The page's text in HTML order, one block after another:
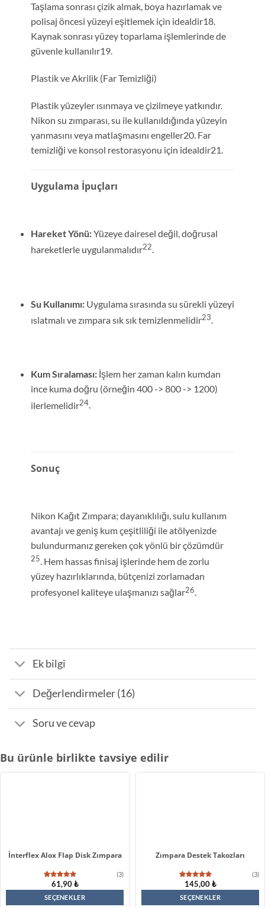
Taşlama sonrası çizik almak, boya hazırlamak ve
polisaj öncesi yüzeyi eşitlemek için idealdir18.
Kaynak sonrası yüzey toparlama işlemlerinde de
güvenle kullanılır19.
Plastik ve Akrilik (Far Temizliği)
Plastik yüzeyler ısınmaya ve çizilmeye yatkındır.
Nikon su zımparası, su ile kullanıldığında yüzeyin
yanmasını veya matlaşmasını engeller20. Far
temizliği ve konsol restorasyonu için idealdir21.
Uygulama İpuçları
Hareket Yönü:Yüzeye dairesel değil, doğrusal
hareketlerle uygulanmalıdır22.
Su Kullanımı:Uygulama sırasında su sürekli yüzeyi
ıslatmalı ve zımpara sık sık temizlenmelidir23.
Kum Sıralaması:İşlem her zaman kalın kumdan
ince kuma doğru (örneğin 400 -> 800 -> 1200)
ilerlemelidir24.
Sonuç
Nikon Kağıt Zımpara; dayanıklılığı, sulu kullanım
avantajı ve geniş kum çeşitliliği ile atölyenizde
bulundurmanız gereken çok yönlü bir çözümdür
25. Hem hassas finisaj işlerinde hem de zorlu
yüzey hazırlıklarında, bütçenizi zorlamadan
profesyonel kaliteye ulaşmanızı sağlar26.
Ek bilgi
Değerlendirmeler (16)
Soru ve cevap
Bu ürünle birlikte tavsiye edilir
İnterflex Alox Flap Disk Zımpara
müşteri
puanına
dayanarak
(3)
61,90₺
SEÇENEKLER
Zımpara Destek Takozları
müşteri
puanına
dayanarak
(3)
145,00₺
SEÇENEKLER